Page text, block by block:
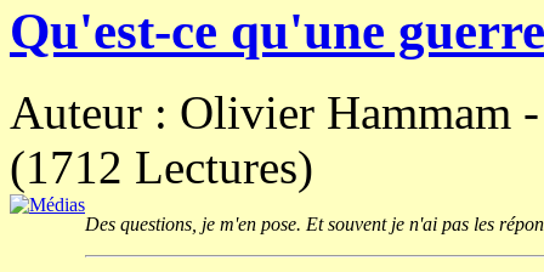
Qu'est-ce qu'une
Auteur : Olivier Hammam
(1712 Lectures)
Des questions, je m'en pose. Et souvent je n'ai pas les